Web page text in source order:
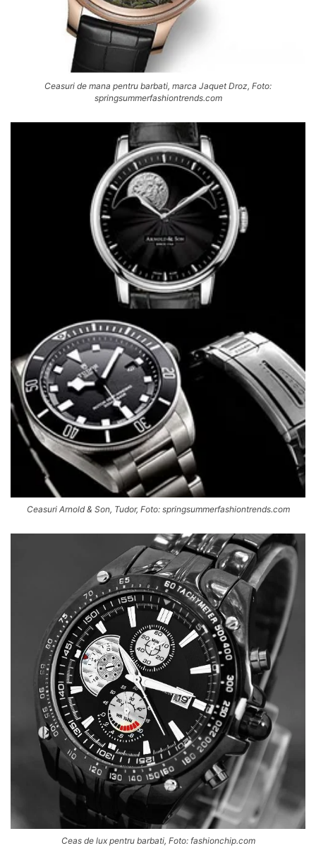
Ceasuri de mana pentru barbati, marca Jaquet Droz, Foto:
springsummerfashiontrends.com
Ceasuri Arnold & Son, Tudor, Foto: springsummerfashiontrends.com
Ceas de lux pentru barbati, Foto: fashionchip.com